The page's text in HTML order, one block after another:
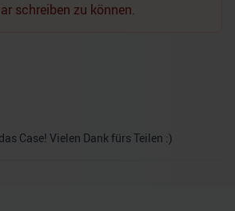
schreiben zu können.
Case! Vielen Dank fürs Teilen :)